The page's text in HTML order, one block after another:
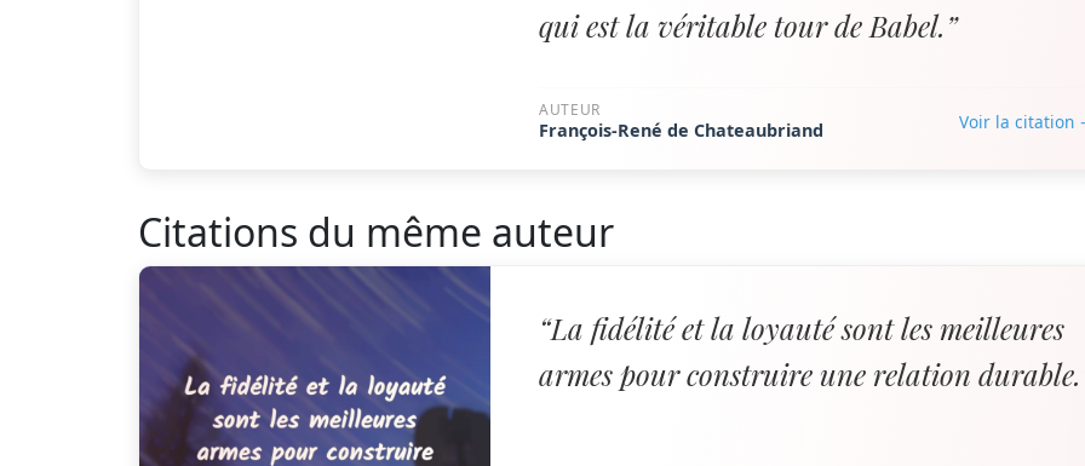
qui est la véritable tour de Babel.”
AUTEUR
François-René de Chateaubriand Voir la citation
Citations du même auteur
“La fidélité et la loyauté sont les meilleures
armes pour construire une relation